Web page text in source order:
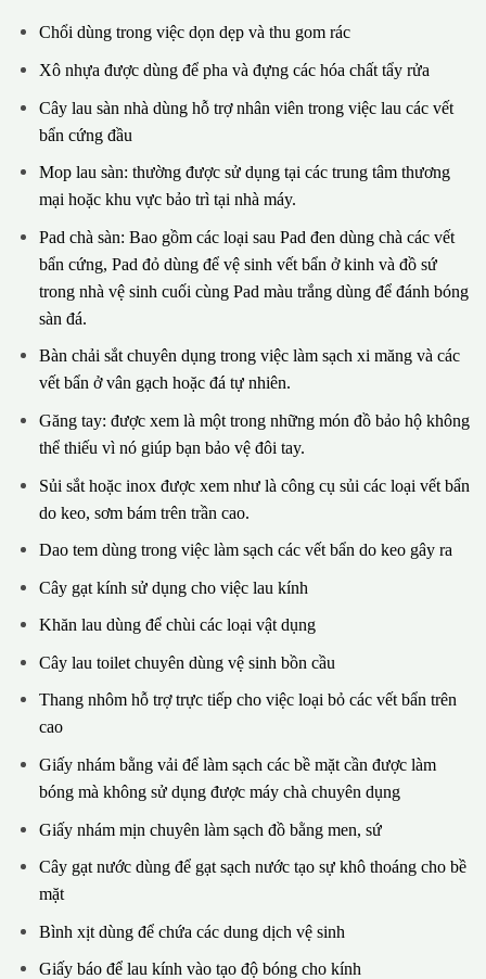
Chổi dùng trong việc dọn dẹp và thu gom rác
Xô nhựa được dùng để pha và đựng các hóa chất tẩy rửa
Cây lau sàn nhà dùng hỗ trợ nhân viên trong việc lau các vết
bẩn cứng đầu
Mop lau sàn: thường được sử dụng tại các trung tâm thương
mại hoặc khu vực bảo trì tại nhà máy.
Pad chà sàn: Bao gồm các loại sau Pad đen dùng chà các vết
bẩn cứng, Pad đỏ dùng để vệ sinh vết bẩn ở kinh và đồ sứ
trong nhà vệ sinh cuối cùng Pad màu trắng dùng để đánh bóng
sàn đá.
Bàn chải sắt chuyên dụng trong việc làm sạch xi măng và các
vết bẩn ở vân gạch hoặc đá tự nhiên.
Găng tay: được xem là một trong những món đồ bảo hộ không
thể thiếu vì nó giúp bạn bảo vệ đôi tay.
Sủi sắt hoặc inox được xem như là công cụ sủi các loại vết bẩn
do keo, sơm bám trên trần cao.
Dao tem dùng trong việc làm sạch các vết bẩn do keo gây ra
Cây gạt kính sử dụng cho việc lau kính
Khăn lau dùng để chùi các loại vật dụng
Cây lau toilet chuyên dùng vệ sinh bồn cầu
Thang nhôm hỗ trợ trực tiếp cho việc loại bỏ các vết bẩn trên
cao
Giấy nhám bằng vải để làm sạch các bề mặt cần được làm
bóng mà không sử dụng được máy chà chuyên dụng
Giấy nhám mịn chuyên làm sạch đồ bằng men, sứ
Cây gạt nước dùng để gạt sạch nước tạo sự khô thoáng cho bề
mặt
Bình xịt dùng để chứa các dung dịch vệ sinh
Giấy báo để lau kính vào tạo độ bóng cho kính